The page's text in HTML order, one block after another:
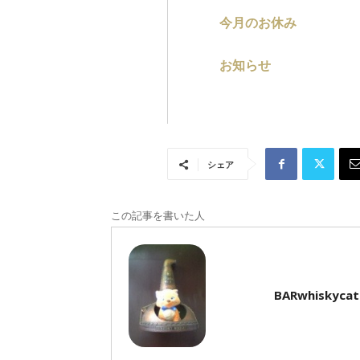
今月のお休み
お知らせ
シェア
この記事を書いた人